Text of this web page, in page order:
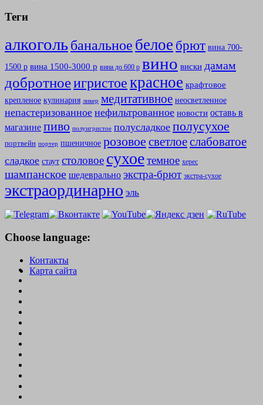
Теги
алкогольбанальное белое брют вина 700-
1500 р вина 1500-3000 р вина до 600 р вино виски дамам
добротноеигристоекрасное крафтовое
крепленое кулинария ликер медитативное неосветленное
непастеризованное нефильтрованное новости оставь в
магазине пиво полуигристое полусладкое полусухое
портвейн портер пшеничное розовое светлоеслабоватое
сладкое стаут столовое сухоетемное херес
шампанское шедеврально экстра-брют экстра-сухое
экстраординарно эль
Choose language:
Контакты
Карта сайта